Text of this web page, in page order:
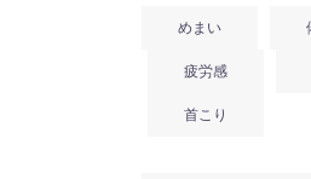
めまい
疲労感
首こり